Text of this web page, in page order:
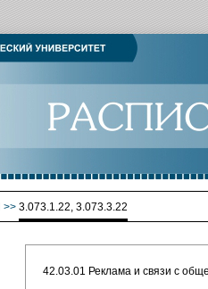
>> 3.073.1.22, 3.073.3.22
42.03.01 Реклама и связи с